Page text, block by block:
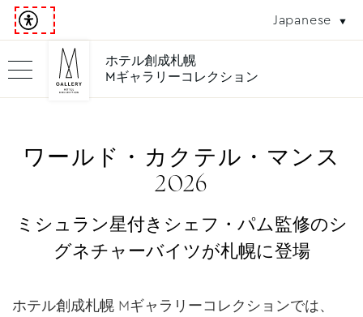
Japanese
ホテル創成札幌
Mギャラリーコレクション
ワールド・カクテル・マンス
2026
ミシュラン星付きシェフ・パム監修のシ
グネチャーバイツが札幌に登場
ホテル創成札幌 Mギャラリーコレクションでは、